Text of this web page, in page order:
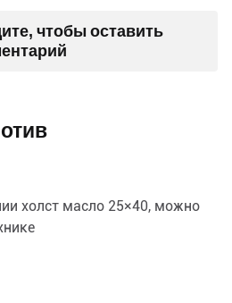
чтобы оставить
холст масло 25×40, можно